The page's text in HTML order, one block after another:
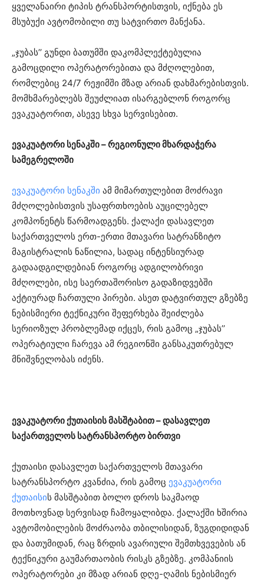
ყველანაირი ტიპის ტრანსპორტისთვის, იქნება ეს
მსუბუქი ავტომობილი თუ სატვირთო მანქანა.
„ჯუბას’’ გუნდი ბათუმში დაკომპლექტებულია
გამოცდილი ოპერატორებითა და მძღოლებით,
რომლებიც 24/7 რეჟიმში მზად არიან დახმარებისთვის.
მომხმარებლებს შეუძლიათ ისარგებლონ როგორც
ევაკუატორით, ასევე სხვა სერვისებით.
ევაკუატორი სენაკში – რეგიონული მხარდაჭერა
სამეგრელოში
ევაკუატორი სენაკში ამ მიმართულებით მოძრავი
მძღოლებისთვის უსაფრთხოების აუცილებელ
კომპონენტს წარმოადგენს. ქალაქი დასავლეთ
საქართველოს ერთ-ერთი მთავარი სატრანზიტო
მაგისტრალის ნაწილია, სადაც ინტენსიურად
გადაადგილდებიან როგორც ადგილობრივი
მძღოლები, ისე საერთაშორისო გადაზიდვებში
აქტიურად ჩართული პირები. ასეთ დატვირთულ გზებზე
ნებისმიერი ტექნიკური შეფერხება შეიძლება
სერიოზულ პრობლემად იქცეს, რის გამოც „ჯუბას’’
ოპერატიული ჩარევა ამ რეგიონში განსაკუთრებულ
მნიშვნელობას იძენს.
ევაკუატორი ქუთაისის მასშტაბით – დასავლეთ
საქართველოს სატრანსპორტო ბირთვი
ქუთაისი დასავლეთ საქართველოს მთავარი
სატრანსპორტო კვანძია, რის გამოც ევაკუატორი
ქუთაისის მასშტაბით ბოლო დროს საკმაოდ
მოთხოვნად სერვისად ჩამოყალიბდა. ქალაქში ხშირია
ავტომობილების მოძრაობა თბილისიდან, ზუგდიდიდან
და ბათუმიდან, რაც ზრდის ავარიული შემთხვევების ან
ტექნიკური გაუმართაობის რისკს გზებზე. კომპანიის
ოპერატორები კი მზად არიან დღე-ღამის ნებისმიერ